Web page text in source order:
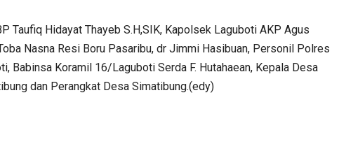
Taufiq Hidayat Thayeb S.H,SIK, Kapolsek Laguboti AKP Agus
Nasna Resi Boru Pasaribu, dr Jimmi Hasibuan, Personil Polres
Babinsa Koramil 16/Laguboti Serda F. Hutahaean, Kepala Desa
dan Perangkat Desa Simatibung.(edy)